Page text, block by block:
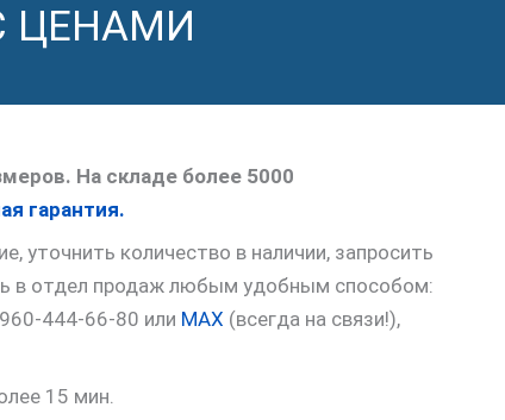
ЦЕНАМИ
На складе более 5000
гарантия.
уточнить количество в наличии, запросить
в отдел продаж любым удобным способом:
444-66-80 или MAX (всегда на связи!),
15 мин.